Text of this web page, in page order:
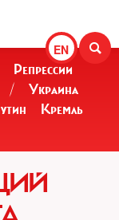
EN
Репрессии
/
Украина
Кремль